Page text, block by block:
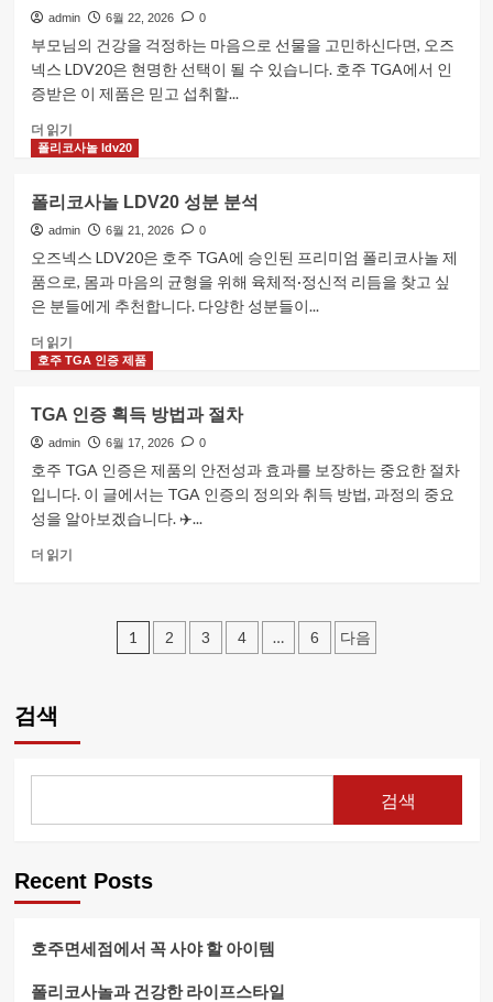
대
해
더
읽
어
보
기
LDV20
사
용
이
드
에
더
읽
어
보
기
admin 6월 22, 2026 0
부모님의 건강을 걱정하는 마음으로 선물을 고민하신다면, 오즈
넥스 LDV20은 현명한 선택이 될 수 있습니다. 호주 TGA에서 인
증받은 이 제품은 믿고 섭취할...
더 읽기부
모
물
선
택
가
이
드
에
대
읽
어
보
폴리코사놀 ldv20
폴리코사놀 LDV20 성분 분석
admin 6월 21, 2026 0
오즈넥스 LDV20은 호주 TGA에 승인된 프리미엄 폴리코사놀 제
품으로, 몸과 마음의 균형을 위해 육체적·정신적 리듬을 찾고 싶
은 분들에게 추천합니다. 다양한 성분들이...
더 읽기폴
리
놀
LDV20
성
분
분
석
에
호주 TGA 인증 제품
TGA 인증 획득 방법과 절차
admin 6월 17, 2026 0
호주 TGA 인증은 제품의 안전성과 효과를 보장하는 중요한 절차
입니다. 이 글에서는 TGA 인증의 정의와 취득 방법, 과정의 중요
성을 알아보겠습니다. ✈️...
더 읽기TGA
차
대
더
보
기
글
매
김
1 2 3 4 … 6 다음
검색
검색
Recent Posts
호주면세점에서 꼭 사야 할 아이템
폴리코사놀과 건강한 라이프스타일